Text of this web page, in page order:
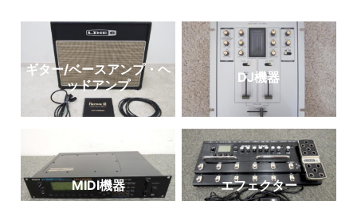
ギター/ベースアンプ・ヘ
ッドアンプ
DJ機器
MIDI機器 エフェクター